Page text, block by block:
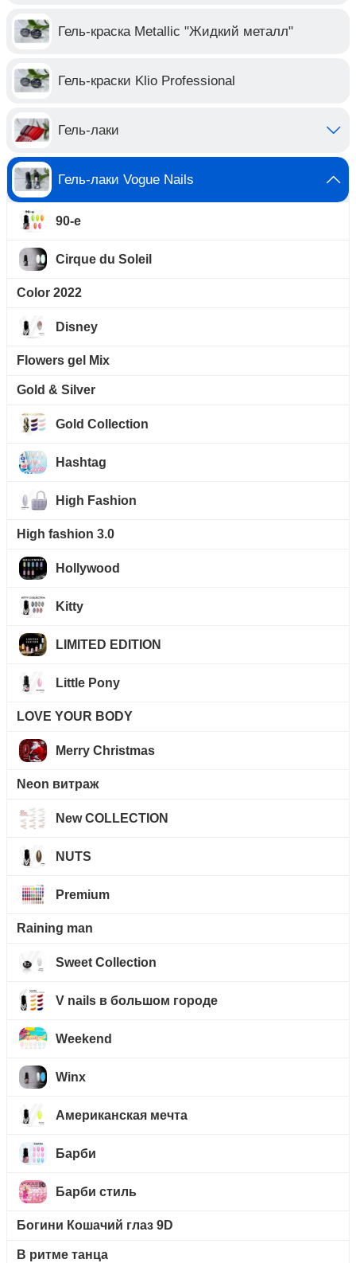
Гель-краска Metallic "Жидкий металл"
Гель-краски Klio Professional
Гель-лаки
Гель-лаки Vogue Nails
90-е
Cirque du Soleil
Color 2022
Disney
Flowers gel Mix
Gold & Silver
Gold Collection
Hashtag
High Fashion
High fashion 3.0
Hollywood
Kitty
LIMITED EDITION
Little Pony
LOVE YOUR BODY
Merry Christmas
Neon витраж
New COLLECTION
NUTS
Premium
Raining man
Sweet Collection
V nails в большом городе
Weekend
Winx
Американская мечта
Барби
Барби стиль
Богини Кошачий глаз 9D
В ритме танца